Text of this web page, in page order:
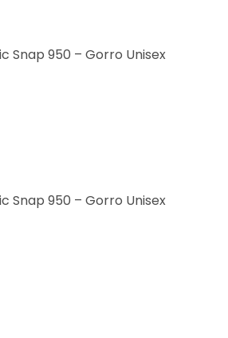
Snap 950 – Gorro Unisex
Snap 950 – Gorro Unisex